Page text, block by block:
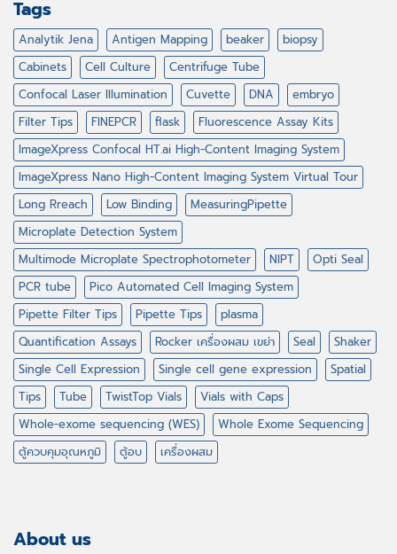
Tags
Analytik Jena Antigen Mapping beaker
biopsy
Cabinets
Cell Culture
Centrifuge Tube
Confocal Laser Illumination
Cuvette DNA
embryo
Filter Tips
FINEPCR flask
Fluorescence Assay Kits
ImageXpress Confocal HT.ai High-Content Imaging System
ImageXpress Nano High-Content Imaging System Virtual Tour
Long Rreach
Low Binding
MeasuringPipette
Microplate Detection System
Multimode Microplate Spectrophotometer
NIPT
Opti Seal
PCR tube
Pico Automated Cell Imaging System
Pipette Filter Tips
Pipette Tips
plasma
Quantification Assays
Rocker เครื่องผสม เขย่า Seal
Shaker
Single Cell Expression
Single cell gene expression
Spatial
Tips
Tube TwistTop Vials
Vials with Caps
Whole-exome sequencing (WES)
Whole Exome Sequencing
ตู้ควบคุมอุณหภูมิ
ตู้อบ เครื่องผสม
About us